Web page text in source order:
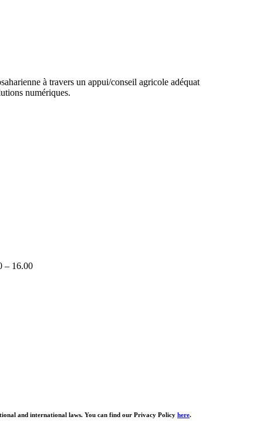
à travers un appui/conseil agricole adéquat
numériques.
– 16.00
and international laws. You can find our Privacy Policy here.